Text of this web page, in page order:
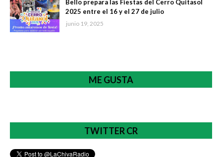
Bello prepara las Fiestas del Cerro Quitasol
2025 entre el 16 y el 27 de julio
junio 19, 2025
ME GUSTA
TWITTER CR